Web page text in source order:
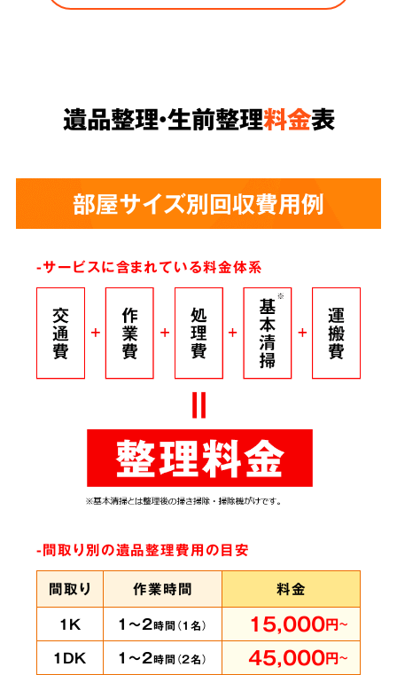
遺品整理・生前整理料金表
部屋サイズ別回収費用例
-サービスに含まれている料金体系
-間取り別の遺品整理費用の目安
間取り
作業時間
料金
1K
1～2時間（1名） 15,000円～
1DK 1～2時間（2名） 45,000円～